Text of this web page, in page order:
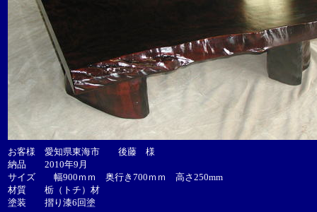
お客様 愛知県東海市 後藤 様
納品 2010年9月
サイズ 幅900ｍｍ 奥行き700ｍｍ 高さ250mm
材質 栃（トチ）材
塗装 摺り漆6回塗